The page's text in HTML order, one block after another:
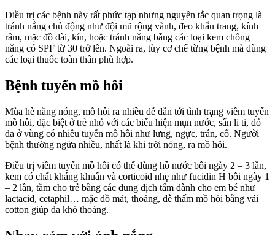
Điều trị các bệnh này rất phức tạp nhưng nguyên tắc quan trọng là
tránh nắng chủ động như đội mũ rộng vành, đeo khẩu trang, kính
râm, mặc đồ dài, kín, hoặc tránh nắng bằng các loại kem chống
nắng có SPF từ 30 trở lên. Ngoài ra, tùy cơ chế từng bệnh mà dùng
các loại thuốc toàn thân phù hợp.
Bệnh tuyến mồ hôi
Mùa hè nắng nóng, mồ hôi ra nhiều dễ dẫn tới tình trạng viêm tuyến
mồ hôi, đặc biệt ở trẻ nhỏ với các biểu hiện mụn nước, sẩn li ti, đỏ
da ở vùng có nhiều tuyến mồ hôi như lưng, ngực, trán, cổ. Người
bệnh thường ngứa nhiều, nhất là khi trời nóng, ra mồ hôi.
Điều trị viêm tuyến mồ hôi có thể dùng hồ nước bôi ngày 2 – 3 lần,
kem có chất kháng khuẩn và corticoid nhẹ như fucidin H bôi ngày 1
– 2 lần, tắm cho trẻ bằng các dung dịch tắm dành cho em bé như
lactacid, cetaphil… mặc đồ mát, thoáng, dễ thấm mồ hôi bằng vải
cotton giúp da khô thoáng.